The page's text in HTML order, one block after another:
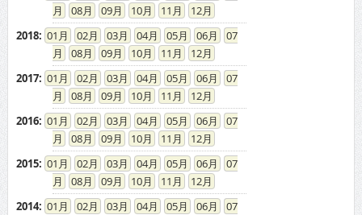
08
09 10 11
12
2018: 01 02 03 04 05 06
07
08
09 10 11
12
2017: 01 02 03 04 05 06
07
08
09 10 11
12
2016: 01 02 03 04 05 06
07
08
09 10 11
12
2015: 01 02 03 04 05 06
07
08
09 10 11
12
2014: 01 02 03 04 05 06
07